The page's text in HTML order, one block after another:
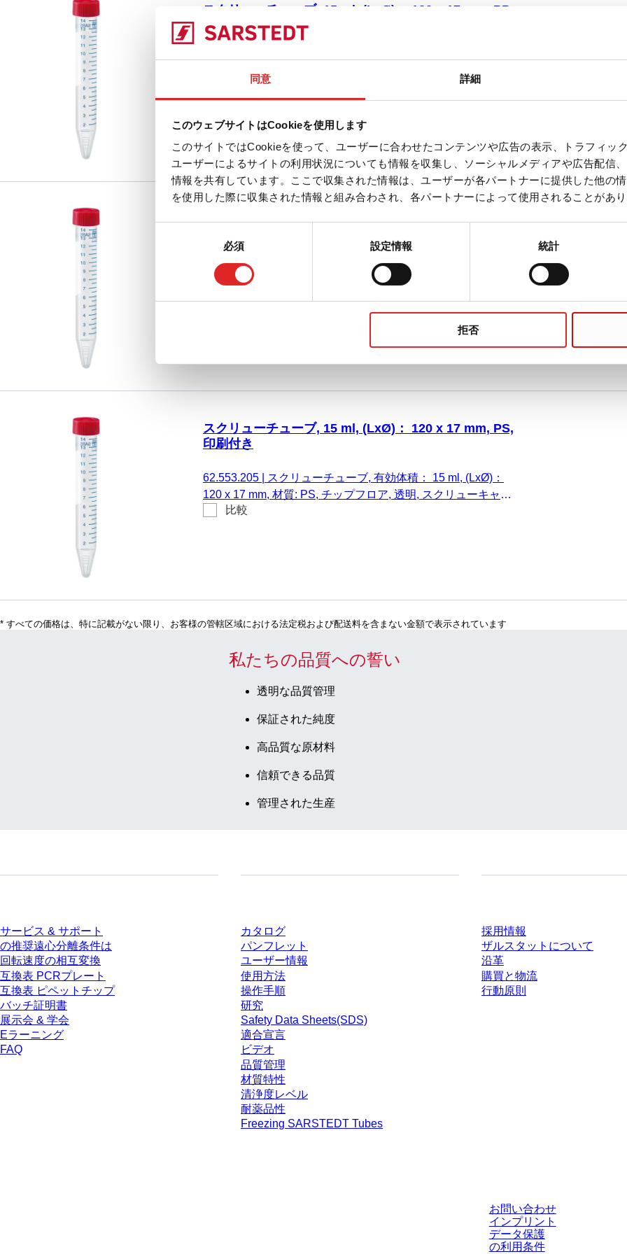
同意 詳細
このウェブサイトはCookieを使用します
このサイトではCookieを使って、ユーザーに合わせたコンテンツや広告の表示、トラフィッ
ユーザーによるサイトの利用状況についても情報を収集し、ソーシャルメディアや広告配信
情報を共有しています。ここで収集された情報は、ユーザーが各パートナーに提供した他の
を使用した際に収集された情報と組み合わされ、各パートナーによって使用されることがあ
必須 設定情報 統計
拒否
スクリューチューブ, 15 ml, (LxØ)： 120 x 17 mm, PP,
印刷付き
62.554.502|スクリューチューブ, 有効体積： 15 ml, (LxØ)：
120 x 17 mm, 材質: PP, チップフロア, 透明, スクリューキャッ
ンフリー、非細胞毒性、無菌, 50 個/袋
スクリューチューブ, 15 ml, (LxØ)： 120 x 17 mm, PP,
62.554.001
スクリューチューブ, 有効体積： 15 ml, (LxØ)：
120 x 17 mm, 材質: PP, チップフロア, 透明, スクリューキャッ
プ, 赤, キャップ 装着済み, 印刷付き, ラベル/印刷： 白/青, はい,
比較
スクリューチューブ, 15 ml, (LxØ)： 120 x 17 mm, PS,
印刷付き
62.553.205
スクリューチューブ, 有効体積： 15 ml, (LxØ)：
120 x 17 mm, 材質: PS, チップフロア, 透明, スクリューキャッ
プ, 赤, キャップ 装着済み, 印刷付き, ラベル/印刷： 白/青, はい,
比較
* すべての価格は、特に記載がない限り、お客様の管轄区域における法定税および配送料を含まない金額で表示されています
私たちの品質への誓い
透明な品質管理
保証された純度
高品質な原材料
信頼できる品質
管理された生産
サービス & サポート
の推奨遠心分離条件は
回転速度の相互変換
互換表 PCRプレート
互換表 ピペットチップ
バッチ証明書
展示会 & 学会
Eラーニング
FAQ
カタログ
パンフレット
ユーザー情報
使用方法
操作手順
研究
Safety Data Sheets(SDS)
適合宣言
ビデオ
品質管理
材質特性
清浄度レベル
耐薬品性
Freezing SARSTEDT Tubes
採用情報
ザルスタットについて
沿革
購買と物流
行動原則
お問い合わせ
インプリント
データ保護
の利用条件